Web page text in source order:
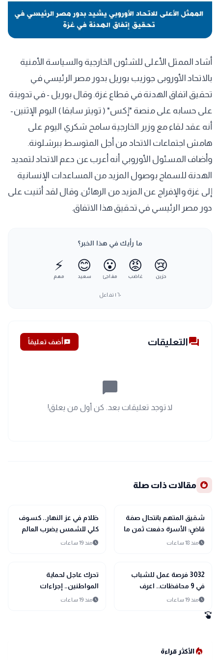
أشاد الممثل الأعلى للشئون الخارجية والسياسة الأمنية
بالاتحاد الأوروبى جوزيب بوريل بدور مصر الرئيسي في
تحقيق اتفاق الهدنة في قطاع غزة. وقال بوريل - في تدوينة
على حسابه على منصة "إكس" ( تويتر سابقا ) اليوم الإثنين-
أنه عقد لقاء مع وزير الخارجية سامح شكري اليوم على
هامش اجتماعات الاتحاد من أجل المتوسط ببرشلونة.
وأضاف المسئول الأوروبي أنه أعرب عن دعم الاتحاد لتمديد
الهدنة للسماح بوصول المزيد من المساعدات الإنسانية
إلى غزة والإفراج عن المزيد من الرهائن. وقال لقد أثنيت على
دور مصر الرئيسي في تحقيق هذا الاتفاق.
ما رأيك في هذا الخبر؟
😢
حزين
😡
غاضب
😮
مفاجئ
😊
سعيد
⚡
مهم
١٦٠ تفاعل
forumالتعليقات add_commentأضف تعليقاً
chat_bubble_outline
لا توجد تعليقات بعد. كن أول من يعلق!
recommend مقالات ذات صلة
public
الأخبار المحلية
شقيق المتهم بانتحال صفة
قاضٍ: الأسرة دفعت ثمن ما
حدث.. ولم يساندنا حتى في
scheduleمنذ 18 ساعات
public
الأخبار المحلية
ظلام في عز النهار.. كسوف
كلي للشمس يضرب العالم
12 أغسطس
scheduleمنذ 19 ساعات
public
الأخبار المحلية3032 فرصة عمل للشباب
في 9 محافظات.. اعرف
التخصصات المطلوبة
scheduleمنذ 19 ساعات
public
الأخبار المحلية
تحرك عاجل لحماية
المواطنين.. إجراءات
مشددة ضد تسجيل خطوط
scheduleمنذ 19 ساعات
swipe
local_fire_departmentالأكثر قراءة